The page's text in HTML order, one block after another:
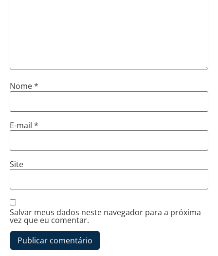
Nome*
E-mail *
Site
Salvar meus dados neste navegador para a próxima
vez que eu comentar.